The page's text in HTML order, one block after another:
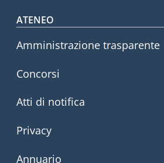
Footer menu
ATENEO
Amministrazione trasparente
Concorsi
Atti di notifica
Privacy
Annuario